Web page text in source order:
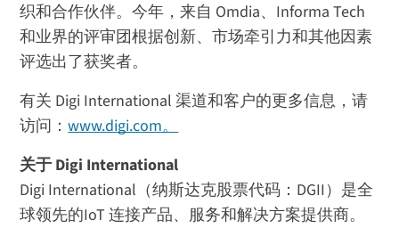
织和合作伙伴。今年，来自 Omdia、Informa Tech
和业界的评审团根据创新、市场牵引力和其他因素
评选出了获奖者。
有关 Digi International 渠道和客户的更多信息，请
访问：www.digi.com。
关于 Digi International
Digi International（纳斯达克股票代码：DGII）是全
球领先的IoT 连接产品、服务和解决方案提供商。